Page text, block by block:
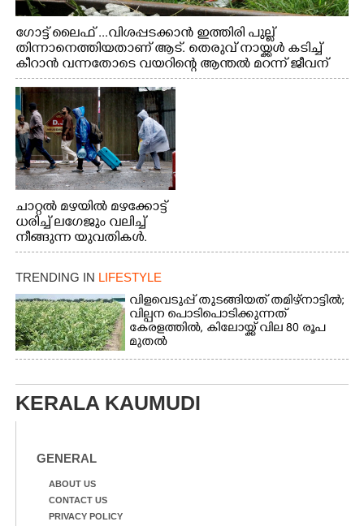
ഗോട്ട് ലൈഫ് ...വിശപ്പടക്കാൻ ഇത്തിരി പുല്ല്
തിന്നാനെത്തിയതാണ് ആട്. തെരുവ് നായ്ക്കൾ കടിച്ച്
കീറാൻ വന്നതോടെ വയറിന്റെ ആന്തൽ മറന്ന് ജീവന്
വേണ്ടിയായി ഓട്ടം. എറണാകുളം വാത്തുരുത്തിയിൽ
നിന്നുള്ള കാഴ്ച
ചാറ്റൽ മഴയിൽ മഴക്കോട്ട്
ധരിച്ച് ലഗേജും വലിച്ച്
നീങ്ങുന്ന യുവതികൾ.
എറണാകുളം മേനകയിൽ
നിന്നുള്ള കാഴ്ച
TRENDING IN LIFESTYLE
വിളവെടുപ്പ് തുടങ്ങിയത് തമിഴ്നാട്ടിൽ;
വില്പന പൊടിപൊടിക്കുന്നത്
കേരളത്തിൽ, കിലോയ്ക്ക് വില 80 രൂപ
മുതൽ
KERALA KAUMUDI
GENERAL
ABOUT US
CONTACT US
PRIVACY POLICY